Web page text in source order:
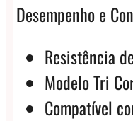
Desempenho e
Resistência
Modelo Tri
Compatível